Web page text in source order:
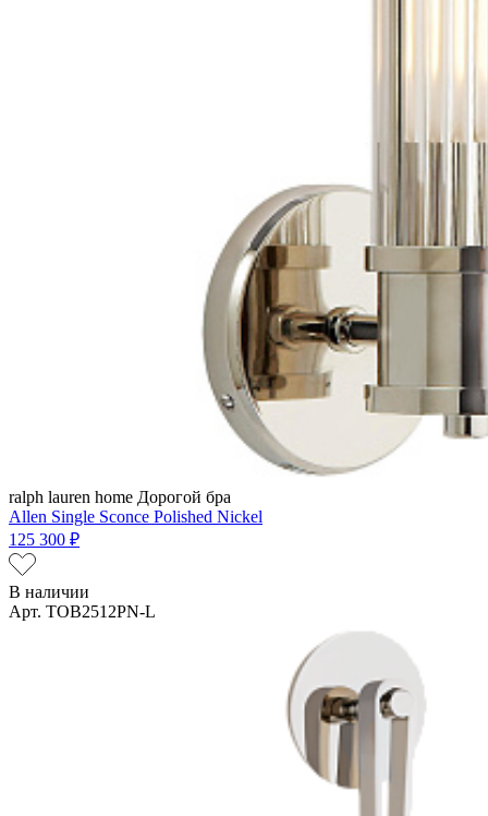
ralph lauren home Дорогой бра
Allen Single Sconce Polished Nickel
125 300 ₽
В наличии
Арт. TOB2512PN-L